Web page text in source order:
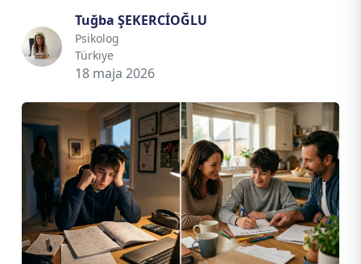
Tuğba ŞEKERCİOĞLU
Psikolog
Türkiye
18 maja 2026